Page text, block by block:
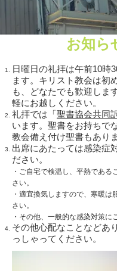
い。
お知ら
日曜日の礼拝は午前10時
ます。キリスト教会は初
も、どなたでも歓迎しま
軽にお越しください。
礼拝では「聖書協会共同
います。​聖書をお持ちで
教会備え付け聖書もありま
出席にあたっては感染症
ださい。
・ご自宅で検温し、平熱である
さい。
・適宜換気しますので、寒暖は
さい。
・その他、一般的な感染対策に
その他心配なことなどあ
っしゃってください。